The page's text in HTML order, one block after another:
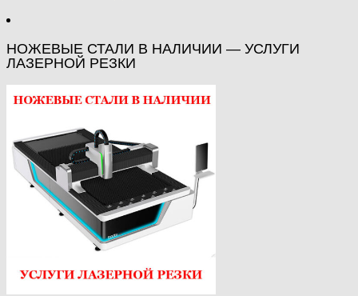
НОЖЕВЫЕ СТАЛИ В НАЛИЧИИ — УСЛУГИ
ЛАЗЕРНОЙ РЕЗКИ